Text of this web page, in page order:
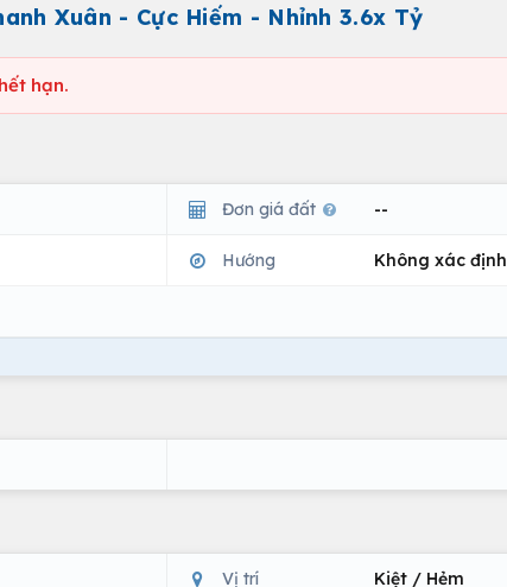
Xuân - Cực Hiếm - Nhỉnh 3.6x Tỷ
hạn.
Đơn giá đất --
Hướng Không xác định
Vị trí Kiệt / Hẻm